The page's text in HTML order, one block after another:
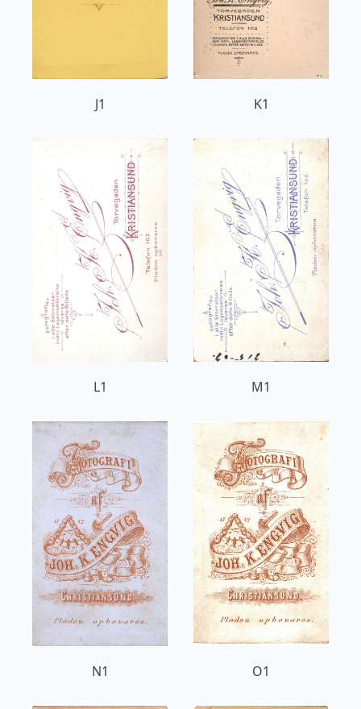
J1 K1
L1 M1
N1 O1